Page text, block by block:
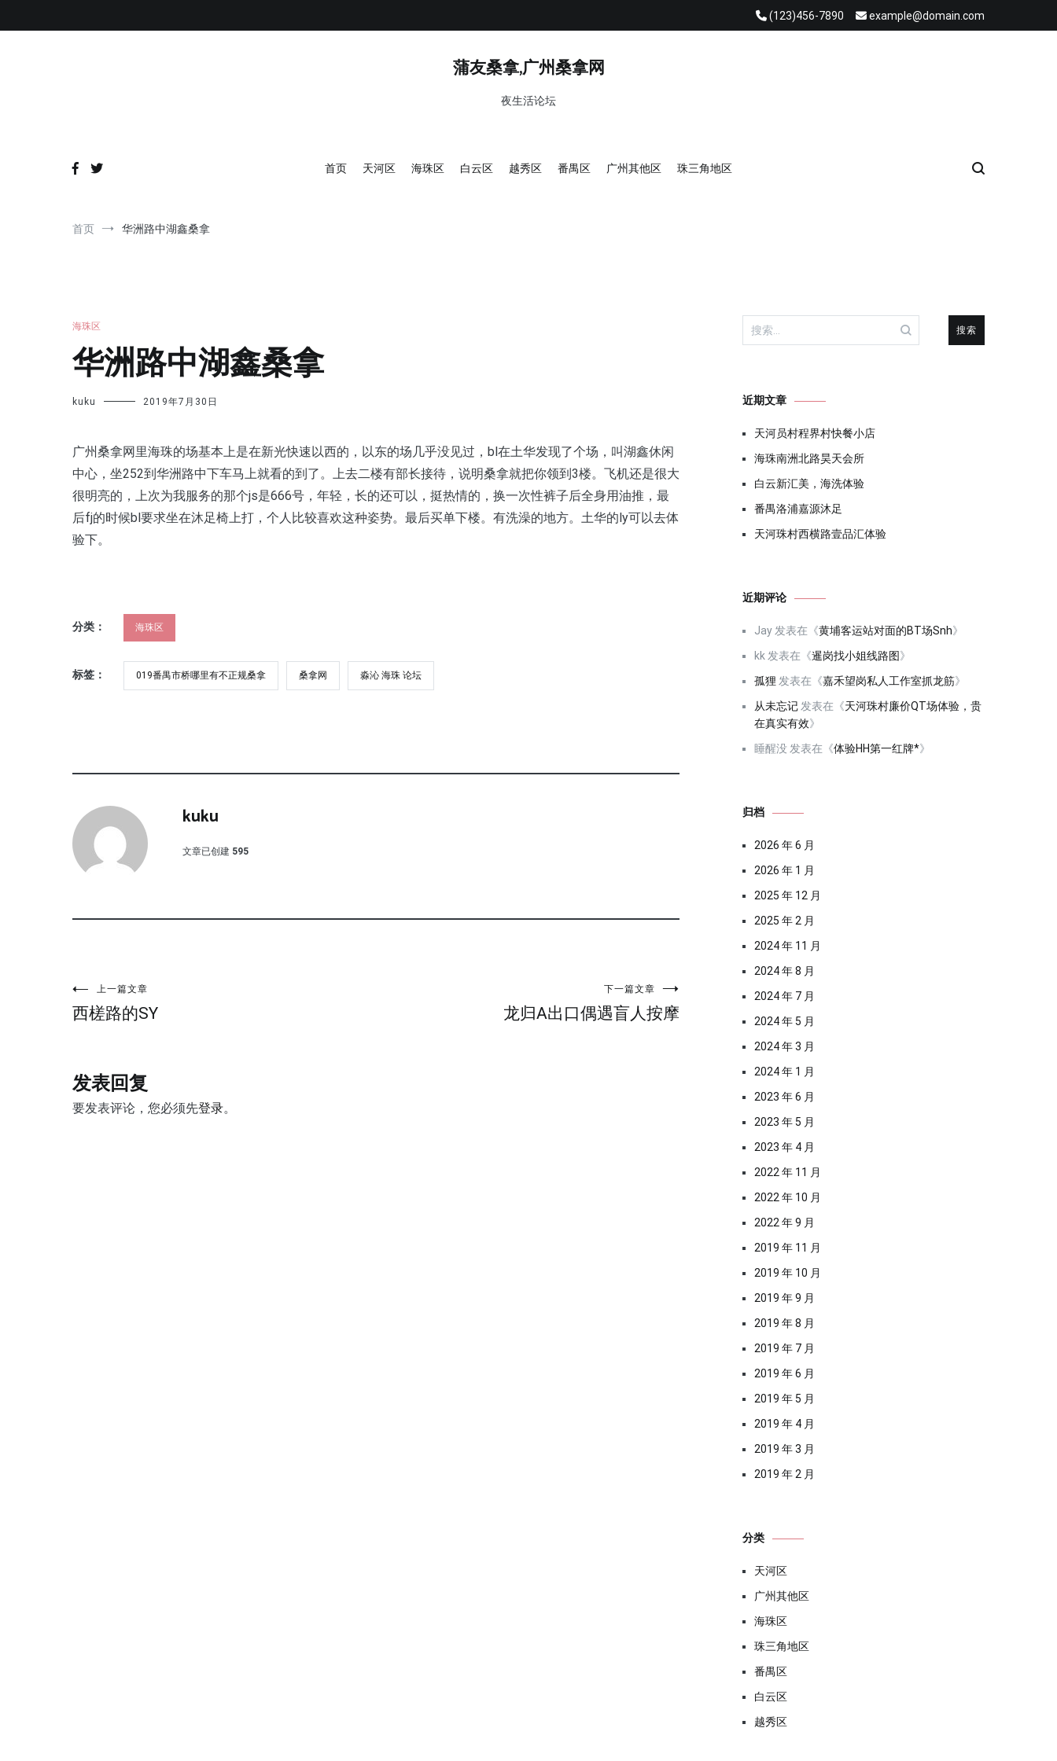
(123)456-7890 example@domain.com
蒲友桑拿,广州桑拿网
夜生活论坛
首页 天河区 海珠区 白云区 越秀区 番禺区 广州其他区 珠三角地区
首页 华洲路中湖鑫桑拿
海珠区
华洲路中湖鑫桑拿
kuku 2019年7月30日
广州桑拿网里海珠的场基本上是在新光快速以西的，以东的场几乎没见过，bl在土华发现了个场，叫湖鑫休闲
中心，坐252到华洲路中下车马上就看的到了。上去二楼有部长接待，说明桑拿就把你领到3楼。飞机还是很大
很明亮的，上次为我服务的那个js是666号，年轻，长的还可以，挺热情的，换一次性裤子后全身用油推，最
后fj的时候bl要求坐在沐足椅上打，个人比较喜欢这种姿势。最后买单下楼。有洗澡的地方。土华的ly可以去体
验下。
分类： 海珠区
标签： 019番禺市桥哪里有不正规桑拿 桑拿网 淼沁 海珠 论坛
kuku
文章已创建 595
文
导
航
上一篇文章
西槎路的SY
下一篇文章
龙归A出口偶遇盲人按摩
发表回复
要发表评论，您必须先登录。
搜
索：
近期文章
天河员村程界村快餐小店
海珠南洲北路昊天会所
白云新汇美，海洗体验
番禺洛浦嘉源沐足
天河珠村西横路壹品汇体验
近期评论
Jay 发表在《黄埔客运站对面的BT场Snh》
kk 发表在《暹岗找小姐线路图》
孤狸 发表在《嘉禾望岗私人工作室抓龙筋》
从未忘记 发表在《天河珠村廉价QT场体验，贵
在真实有效》
睡醒没 发表在《体验HH第一红牌*》
归档
2026 年 6 月
2026 年 1 月
2025 年 12 月
2025 年 2 月
2024 年 11 月
2024 年 8 月
2024 年 7 月
2024 年 5 月
2024 年 3 月
2024 年 1 月
2023 年 6 月
2023 年 5 月
2023 年 4 月
2022 年 11 月
2022 年 10 月
2022 年 9 月
2019 年 11 月
2019 年 10 月
2019 年 9 月
2019 年 8 月
2019 年 7 月
2019 年 6 月
2019 年 5 月
2019 年 4 月
2019 年 3 月
2019 年 2 月
分类
天河区
广州其他区
海珠区
珠三角地区
番禺区
白云区
越秀区